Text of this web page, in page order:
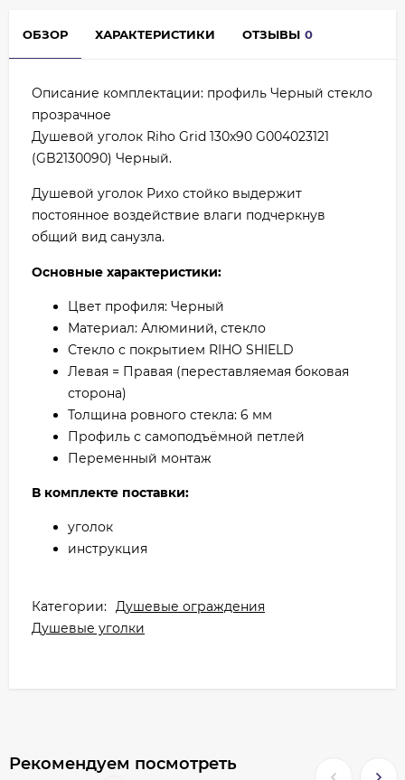
ОБЗОР ХАРАКТЕРИСТИКИ ОТЗЫВЫ 0
Описание комплектации: профиль Черный стекло
прозрачное
Душевой уголок Riho Grid 130x90 G004023121
(GB2130090) Черный.
Душевой уголок Рихо стойко выдержит
постоянное воздействие влаги подчеркнув
общий вид санузла.
Основные характеристики:
Цвет профиля: Черный
Материал: Алюминий, стекло
Стекло с покрытием RIHO SHIELD
Левая = Правая (переставляемая боковая
сторона)
Толщина ровного стекла: 6 мм
Профиль с самоподъёмной петлей
Переменный монтаж
В комплекте поставки:
уголок
инструкция
Категории: Душевые ограждения
Душевые уголки
Рекомендуем посмотреть